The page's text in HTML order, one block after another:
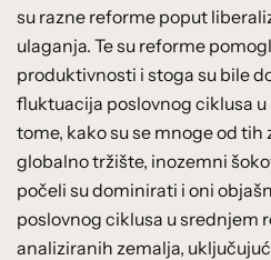
su razne reforme poput
ulaganja. Te su reforme
produktivnosti i stoga su bile
fluktuacija poslovnog ciklusa
tome, kako su se mnoge od
globalno tržište, inozemni
počeli su dominirati i oni
poslovnog ciklusa u srednjem
analiziranih zemalja,